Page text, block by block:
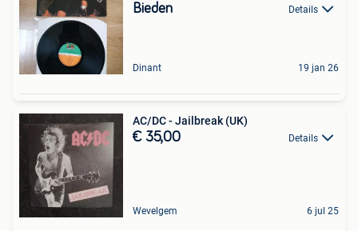
Bieden Details
Dinant 19 jan 26
AC/DC - Jailbreak (UK)
€ 35,00 Details
Wevelgem 6 jul 25